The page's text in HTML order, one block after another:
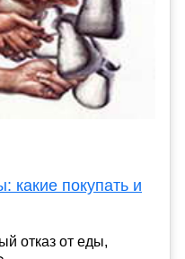
какие покупать и
отказ от еды,